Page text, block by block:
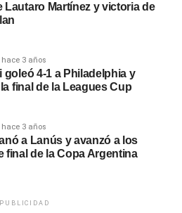
Lautaro Martínez y victoria de
hace 3 años
goleó 4-1 a Philadelphia y
final de la Leagues Cup
hace 3 años
a Lanús y avanzó a los
final de la Copa Argentina
PUBLICIDAD